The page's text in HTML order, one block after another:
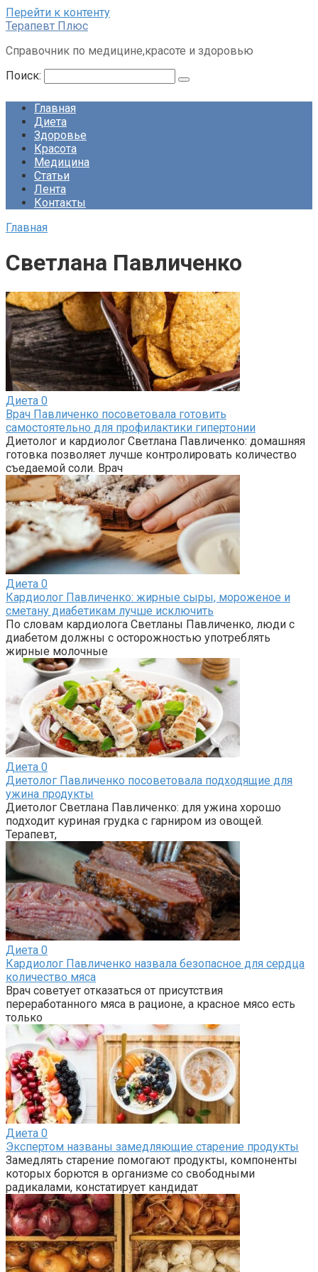
Перейти к контенту
Терапевт Плюс
Справочник по медицине,красоте и здоровью
Поиск:
Главная
Диета
Здоровье
Красота
Медицина
Статьи
Лента
Контакты
Главная
Светлана Павличенко
Диета 0
Врач Павличенко посоветовала готовить
самостоятельно для профилактики гипертонии
Диетолог и кардиолог Светлана Павличенко: домашняя
готовка позволяет лучше контролировать количество
съедаемой соли. Врач
Диета 0
Кардиолог Павличенко: жирные сыры, мороженое и
сметану диабетикам лучше исключить
По словам кардиолога Светланы Павличенко, люди с
диабетом должны с осторожностью употреблять
жирные молочные
Диета 0
Диетолог Павличенко посоветовала подходящие для
ужина продукты
Диетолог Светлана Павличенко: для ужина хорошо
подходит куриная грудка с гарниром из овощей.
Терапевт,
Диета 0
Кардиолог Павличенко назвала безопасное для сердца
количество мяса
Врач советует отказаться от присутствия
переработанного мяса в рационе, а красное мясо есть
только
Диета 0
Экспертом названы замедляющие старение продукты
Замедлять старение помогают продукты, компоненты
которых борются в организме со свободными
радикалами, констатирует кандидат